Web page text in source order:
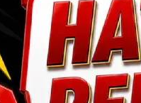
Kuningan, Jakarta Selatan.